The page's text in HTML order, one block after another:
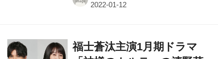
福士蒼汰主演1月期ドラマ